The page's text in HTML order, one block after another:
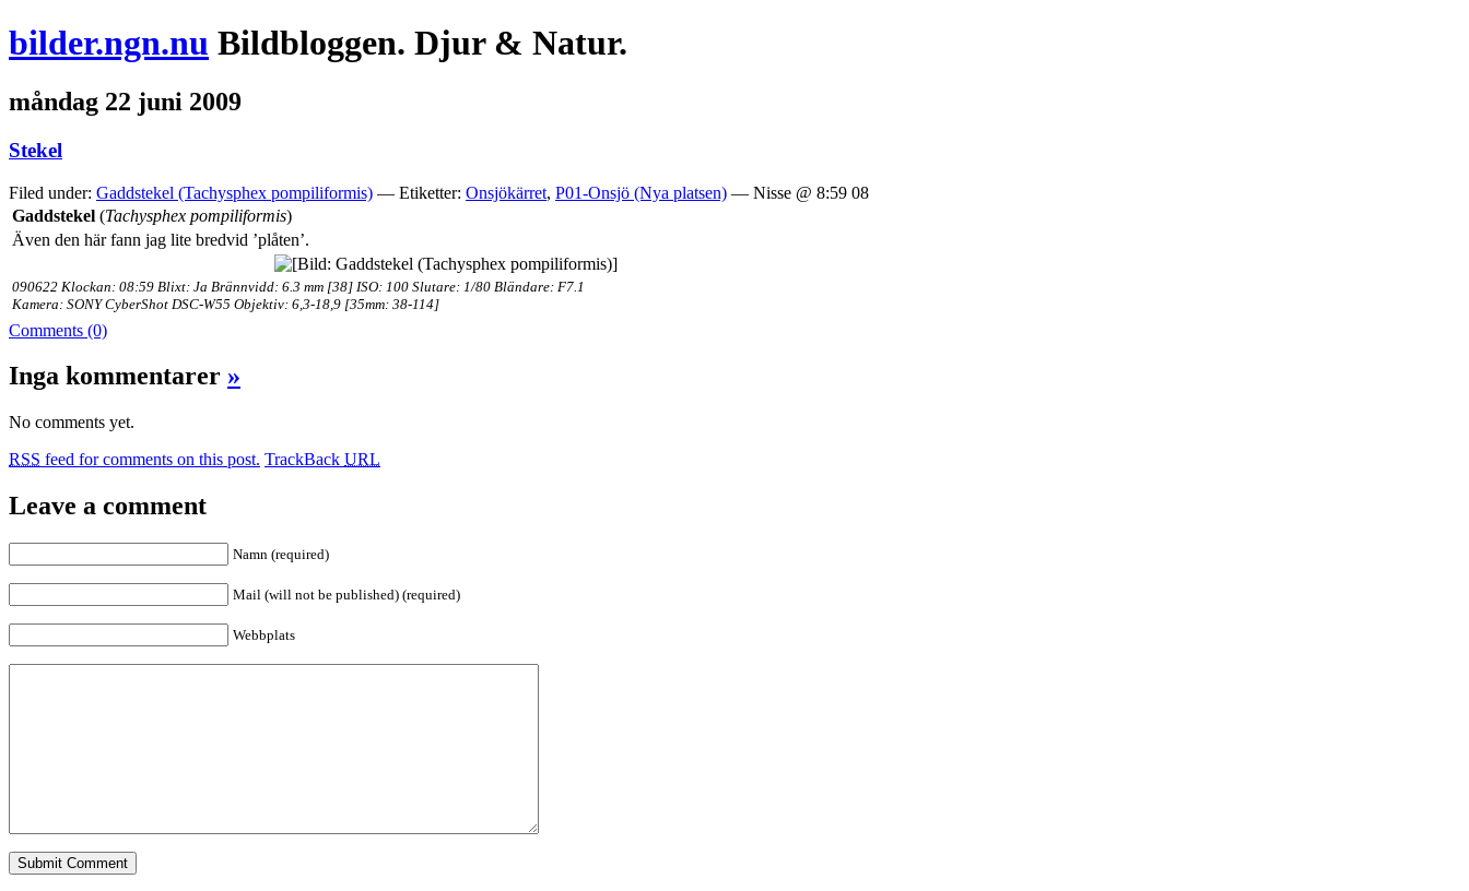
bilder.ngn.nu Bildbloggen. Djur & Natur.
måndag 22 juni 2009
Stekel
Filed under: Gaddstekel (Tachysphex pompiliformis) — Etiketter: Onsjökärret, P01-Onsjö (Nya platsen) — Nisse @ 8:59 08
Gaddstekel (Tachysphex pompiliformis)
Även den här fann jag lite bredvid ’plåten’.
090622 Klockan: 08:59 Blixt: Ja Brännvidd: 6.3 mm [38] ISO: 100 Slutare: 1/80 Bländare: F7.1
Kamera: SONY CyberShot DSC-W55 Objektiv: 6,3-18,9 [35mm: 38-114]
Comments (0)
Inga kommentarer »
No comments yet.
RSS feed for comments on this post. TrackBack URL
Leave a comment
Namn (required)
Mail (will not be published) (required)
Webbplats